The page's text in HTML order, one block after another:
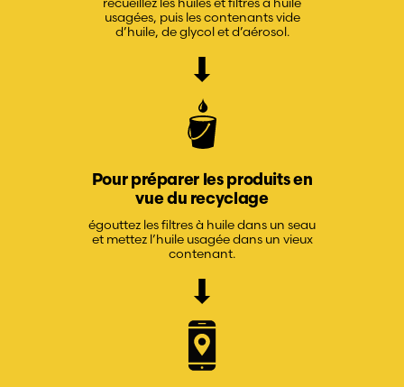
usagées, puis les contenants vide
d’huile, de glycol et d’aérosol.
Pour préparer les produits en
vue du recyclage
égouttez les filtres à huile dans un seau
et mettez l’huile usagée dans un vieux
contenant.